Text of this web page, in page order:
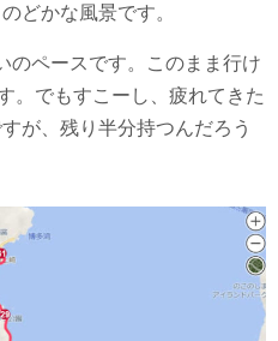
どかな風景です。
のペースです。このまま行け
。でもすこーし、疲れてきた
が、残り半分持つんだろう